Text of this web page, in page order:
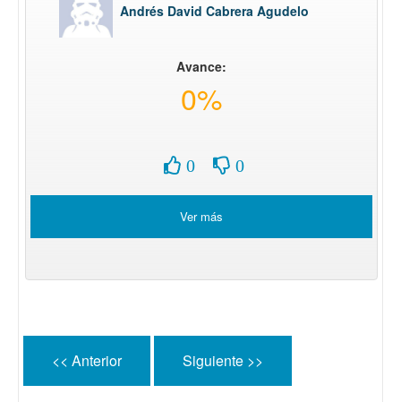
Andrés David Cabrera Agudelo
Avance:
0%
0 0
Ver más
<< Anterior Siguiente >>